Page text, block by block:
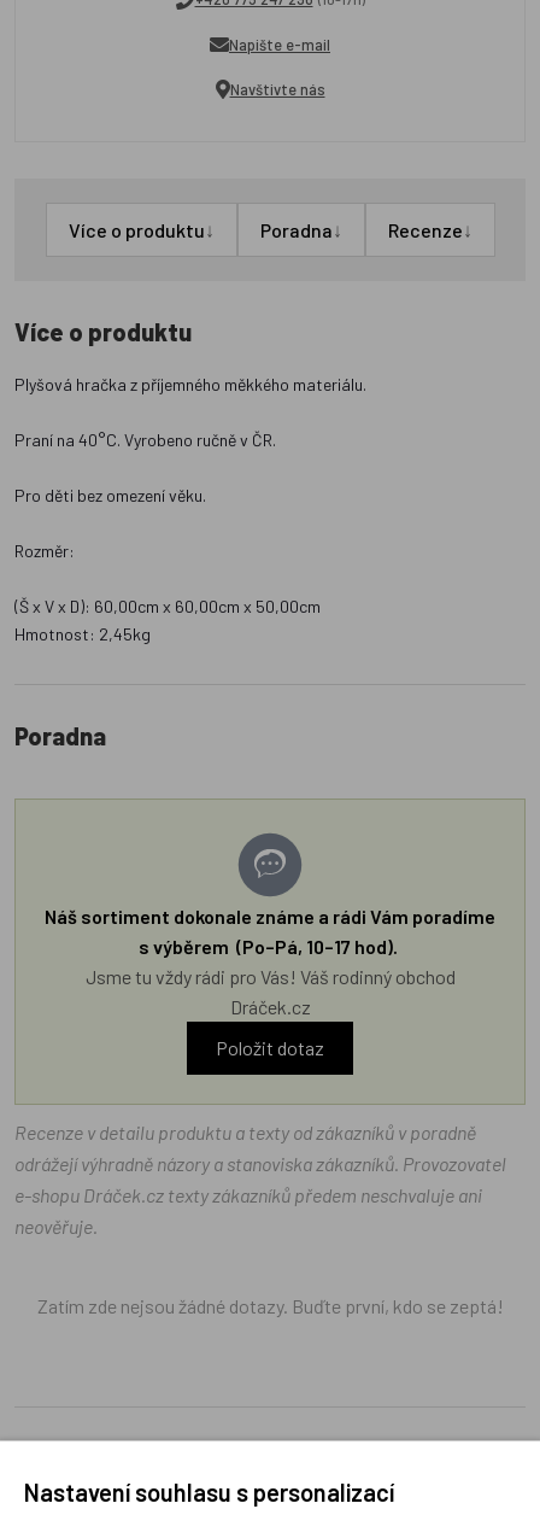
Napište e-mail
Navštivte nás
Více o produktu↓ Poradna↓ Recenze↓
Více o produktu
Plyšová hračka z příjemného měkkého materiálu.
Praní na 40°C. Vyrobeno ručně v ČR.
Pro děti bez omezení věku.
Rozměr:
(Š x V x D): 60,00cm x 60,00cm x 50,00cm
Hmotnost: 2,45kg
Poradna
Náš sortiment dokonale známe a rádi Vám poradíme
s výběrem (Po–Pá, 10–17 hod).
Jsme tu vždy rádi pro Vás! Váš rodinný obchod
Dráček.cz
Položit dotaz
Recenze v detailu produktu a texty od zákazníků v poradně
odrážejí výhradně názory a stanoviska zákazníků. Provozovatel
e-shopu Dráček.cz texty zákazníků předem neschvaluje ani
neověřuje.
Zatím zde nejsou žádné dotazy. Buďte první, kdo se zeptá!
Nastavení souhlasu s personalizací